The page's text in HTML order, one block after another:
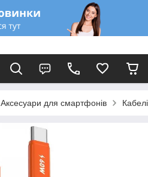
Аксесуари для смартфонів